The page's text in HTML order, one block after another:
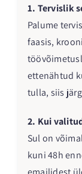
1. Tervislik
Palume
faasis,
ettenähtud
tulla, siis
2. Kui
Sul on
kuni 48h